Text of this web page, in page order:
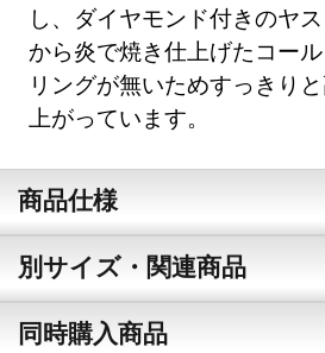
し、ダイヤモンド付きのヤ
から炎で焼き仕上げたコール
リングが無いためすっきり
上がっています。
商品仕様
別サイズ・関連商品
同時購入商品